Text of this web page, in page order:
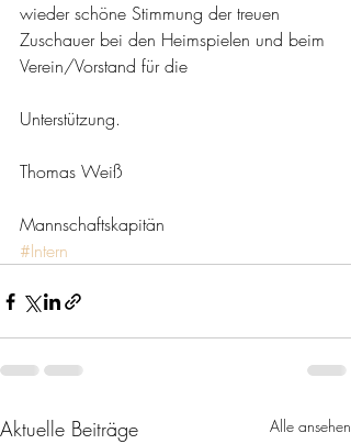
wieder schöne Stimmung der treuen
Zuschauer bei den Heimspielen und beim
Verein/Vorstand für die
Unterstützung.
Thomas Weiß
Mannschaftskapitän
#Intern
Aktuelle Beiträge Alle ansehen